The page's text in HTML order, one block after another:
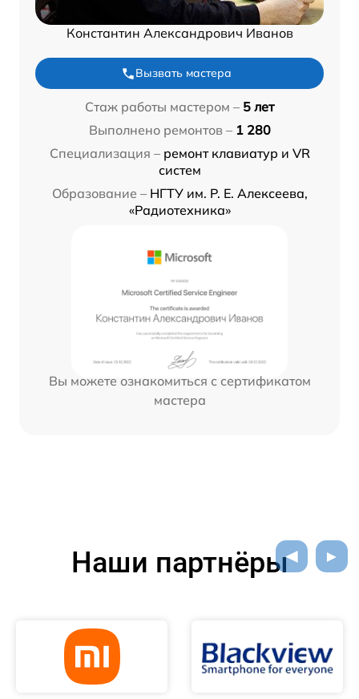
Константин Александрович Иванов
Вызвать мастера
Стаж работы мастером – 5 лет
Выполнено ремонтов – 1 280
Специализация – ремонт клавиатур и VR
систем
Образование – НГТУ им. Р. Е. Алексеева,
«Радиотехника»
Вы можете ознакомиться с сертификатом
мастера
Наши партнёры